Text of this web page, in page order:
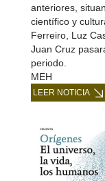
anteriores,
científico y
Ferreiro, Luz
Juan Cruz
periodo.
MEH
LEER NOTICIA